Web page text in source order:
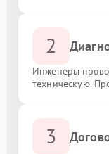
2
Инженеры
техническую.
3